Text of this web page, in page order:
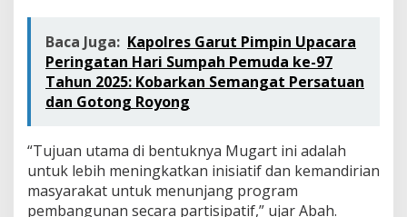
Baca Juga: Kapolres Garut Pimpin Upacara
Peringatan Hari Sumpah Pemuda ke-97
Tahun 2025: Kobarkan Semangat Persatuan
dan Gotong Royong
“Tujuan utama di bentuknya Mugart ini adalah
untuk lebih meningkatkan inisiatif dan kemandirian
masyarakat untuk menunjang program
pembangunan secara partisipatif,” ujar Abah.